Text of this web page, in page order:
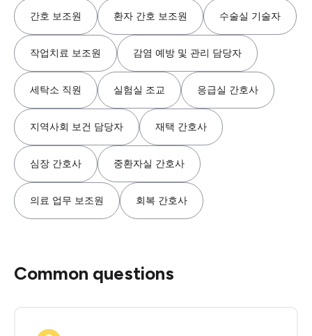
간호 보조원 환자 간호 보조원 수술실 기술자
작업치료 보조원 감염 예방 및 관리 담당자
세탁소 직원 실험실 조교 응급실 간호사
지역사회 보건 담당자 재택 간호사
심장 간호사 중환자실 간호사
의료 업무 보조원 회복 간호사
Common questions